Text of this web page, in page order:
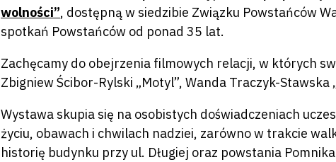
wolności”, dostępną w siedzibie Związku Powstańców
spotkań Powstańców od ponad 35 lat.
Zachęcamy do obejrzenia filmowych relacji, w których
Zbigniew Ścibor-Rylski „Motyl”, Wanda Traczyk-Stawska
Wystawa skupia się na osobistych doświadczeniach
życiu, obawach i chwilach nadziei, zarówno w trakcie
historię budynku przy ul. Długiej oraz powstania